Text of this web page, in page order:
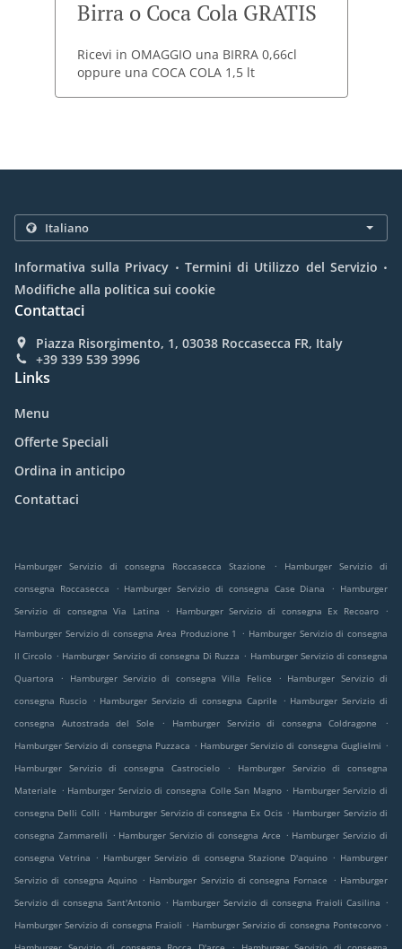
Birra o Coca Cola GRATIS
Ricevi in OMAGGIO una BIRRA 0,66cl
oppure una COCA COLA 1,5 lt
Informativa sulla Privacy . Termini di Utilizzo del Servizio .
Modifiche alla politica sui cookie
Contattaci
Piazza Risorgimento, 1, 03038 Roccasecca FR, Italy
+39 339 539 3996
Links
Menu
Offerte Speciali
Ordina in anticipo
Contattaci
Hamburger Servizio di consegna Roccasecca Stazione .
Hamburger Servizio di
consegna Roccasecca
. Hamburger Servizio di consegna Case Diana . Hamburger
Servizio di consegna Via Latina
. Hamburger Servizio di consegna Ex Recoaro
.
Hamburger Servizio di consegna Area Produzione 1
. Hamburger Servizio di consegna
Il Circolo . Hamburger Servizio di consegna Di Ruzza . Hamburger Servizio di consegna
Quartora
. Hamburger Servizio di consegna Villa Felice . Hamburger Servizio di
consegna Ruscio . Hamburger Servizio di consegna Caprile . Hamburger Servizio di
consegna Autostrada del Sole
. Hamburger Servizio di consegna Coldragone
.
Hamburger Servizio di consegna Puzzaca . Hamburger Servizio di consegna Guglielmi .
Hamburger Servizio di consegna Castrocielo
.
Hamburger Servizio di consegna
Materiale . Hamburger Servizio di consegna Colle San Magno . Hamburger Servizio di
consegna Delli Colli . Hamburger Servizio di consegna Ex Ocis . Hamburger Servizio di
consegna Zammarelli . Hamburger Servizio di consegna Arce . Hamburger Servizio di
consegna Vetrina . Hamburger Servizio di consegna Stazione D'aquino . Hamburger
Servizio di consegna Aquino . Hamburger Servizio di consegna Fornace . Hamburger
Servizio di consegna Sant'Antonio . Hamburger Servizio di consegna Fraioli Casilina .
Hamburger Servizio di consegna Fraioli . Hamburger Servizio di consegna Pontecorvo .
.